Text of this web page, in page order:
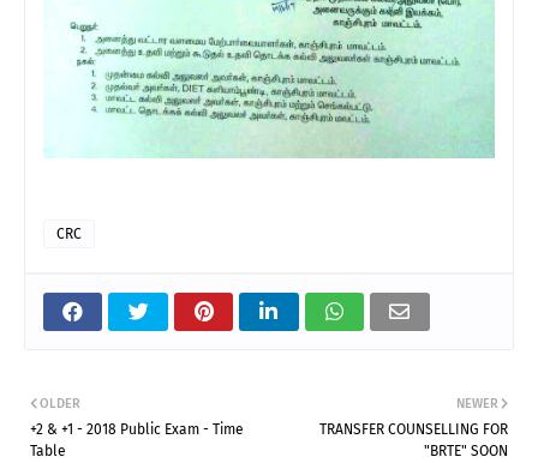
CRC
NEWER
TRANSFER COUNSELLING FOR
"BRTE" SOON
OLDER
+2 & +1 - 2018 Public Exam - Time
Table